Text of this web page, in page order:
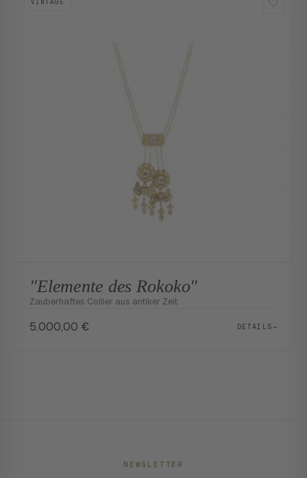
VINTAGE
"Elemente des Rokoko"
Zauberhaftes Collier aus antiker Zeit
5.000,00 € DETAILS→
NEWSLETTER